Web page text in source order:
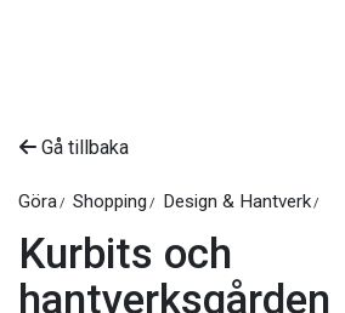
Gå tillbaka
Göra Shopping Design & Hantverk
Kurbits och
hantverksgården